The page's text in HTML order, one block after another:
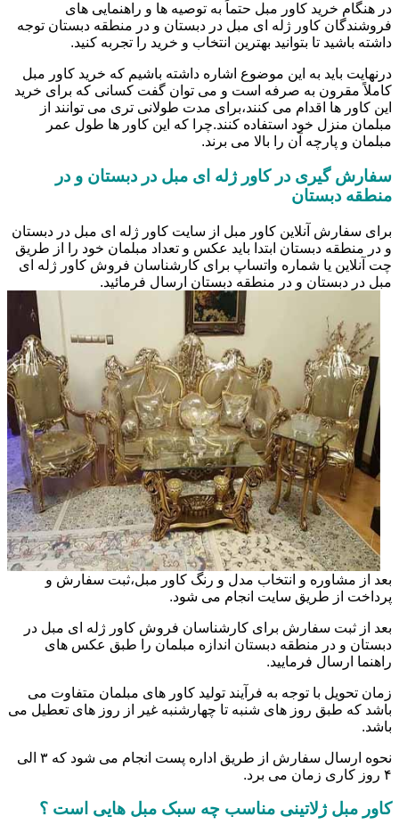
در هنگام خرید کاور مبل حتماً به توصیه ها و راهنمایی های
فروشندگان کاور ژله ای مبل در دبستان و در منطقه دبستان توجه
داشته باشید تا بتوانید بهترین انتخاب و خرید را تجربه کنید.
درنهایت باید به این موضوع اشاره داشته باشیم که خرید کاور مبل
کاملاً مقرون به صرفه است و می توان گفت کسانی که برای خرید
این کاور ها اقدام می کنند،برای مدت طولانی تری می توانند از
مبلمان منزل خود استفاده کنند.چرا که این کاور ها طول عمر
مبلمان و پارچه آن را بالا می برند.
سفارش گیری در کاور ژله ای مبل در دبستان و در
منطقه دبستان
برای سفارش آنلاین کاور مبل از سایت کاور ژله ای مبل در دبستان
و در منطقه دبستان ابتدا باید عکس و تعداد مبلمان خود را از طریق
چت آنلاین یا شماره واتساپ برای کارشناسان فروش کاور ژله ای
مبل در دبستان و در منطقه دبستان ارسال فرمائید.
بعد از مشاوره و انتخاب مدل و رنگ کاور مبل،ثبت سفارش و
پرداخت از طریق سایت انجام می شود.
بعد از ثبت سفارش برای کارشناسان فروش کاور ژله ای مبل در
دبستان و در منطقه دبستان اندازه مبلمان را طبق عکس های
راهنما ارسال فرمایید.
زمان تحویل با توجه به فرآیند تولید کاور های مبلمان متفاوت می
باشد که طبق روز های شنبه تا چهارشنبه غیر از روز های تعطیل می
باشد.
نحوه ارسال سفارش از طریق اداره پست انجام می شود که ۳ الی
۴ روز کاری زمان می برد.
کاور مبل ژلاتینی مناسب چه سبک مبل هایی است ؟